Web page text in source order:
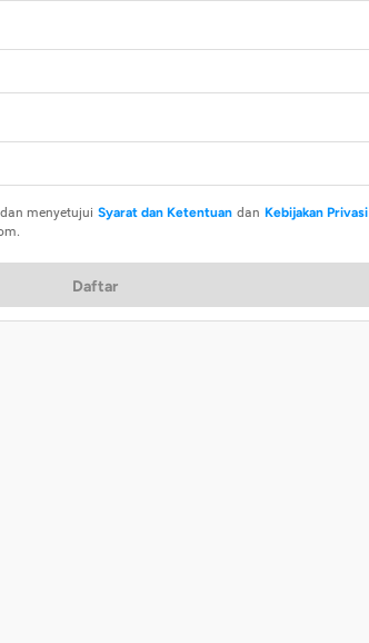
menyetujui Syarat dan Ketentuan dan Kebijakan Privasi
Daftar